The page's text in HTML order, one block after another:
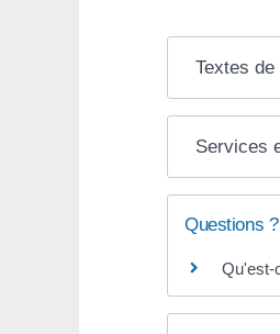
Textes
Services
Questions
Qu'est-